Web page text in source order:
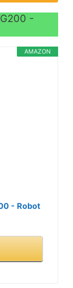
-
AMAZON
- Robot